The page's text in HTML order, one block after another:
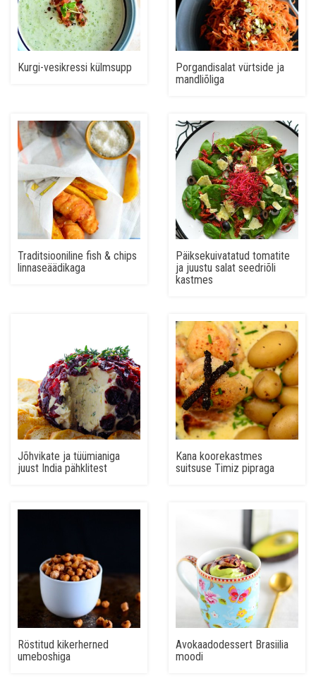
Kurgi-vesikressi külmsupp
Porgandisalat vürtside ja
mandliõliga
Traditsiooniline fish & chips
linnaseäädikaga
Päiksekuivatatud tomatite
ja juustu salat seedriõli
kastmes
Jõhvikate ja tüümianiga
juust India pähklitest
Kana koorekastmes
suitsuse Timiz pipraga
Röstitud kikerherned
umeboshiga
Avokaadodessert Brasiilia
moodi